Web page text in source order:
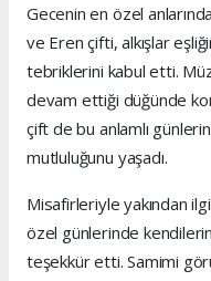
Gecenin en özel
ve Eren çifti, alkışlar
tebriklerini kabul etti.
devam ettiği düğünde
çift de bu anlamlı
mutluluğunu yaşadı.
Misafirleriyle yakından
özel günlerinde
teşekkür etti. Samimi